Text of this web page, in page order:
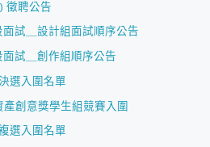
徵聘公告
試＿設計組面試順序公告
試＿創作組順序公告
選入圍名單
產創意獎學生組競賽入圍
選入圍名單